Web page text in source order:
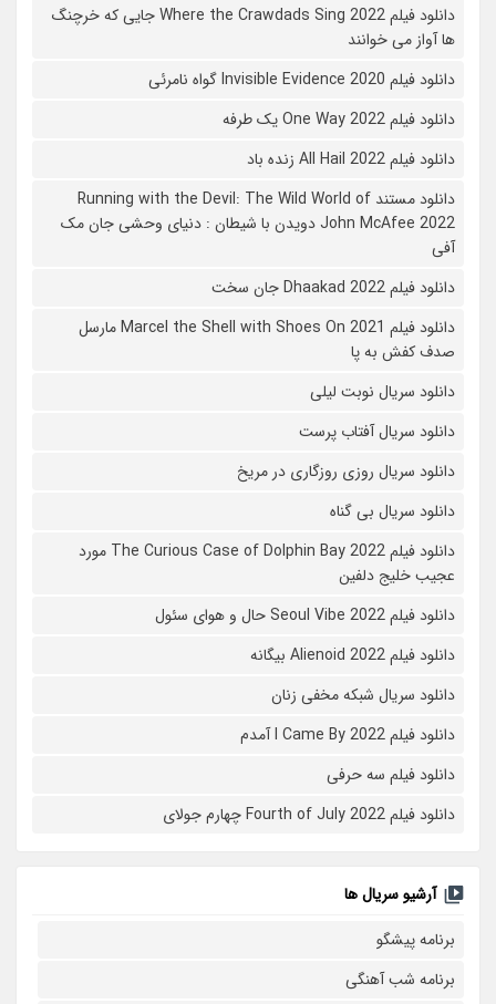
دانلود فیلم Where the Crawdads Sing 2022 جایی که خرچنگ
ها آواز می خوانند
دانلود فیلم 2020 Invisible Evidence گواه نامرئی
دانلود فیلم One Way 2022 یک طرفه
دانلود فیلم All Hail 2022 زنده باد
دانلود مستند Running with the Devil: The Wild World of
John McAfee 2022 دویدن با شیطان : دنیای وحشی جان مک
آفی
دانلود فیلم Dhaakad 2022 جان سخت
دانلود فیلم Marcel the Shell with Shoes On 2021 مارسل
صدف کفش به پا
دانلود سریال نوبت لیلی
دانلود سریال آفتاب پرست
دانلود سریال روزی روزگاری در مریخ
دانلود سریال بی گناه
دانلود فیلم The Curious Case of Dolphin Bay 2022 مورد
عجیب خلیج دلفین
دانلود فیلم Seoul Vibe 2022 حال و هوای سئول
دانلود فیلم Alienoid 2022 بیگانه
دانلود سریال شبکه مخفی زنان
دانلود فیلم I Came By 2022 آمدم
دانلود فیلم سه حرفی
دانلود فیلم Fourth of July 2022 چهارم جولای
آرشیو سریال ها
برنامه پیشگو
برنامه شب آهنگی